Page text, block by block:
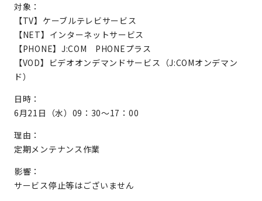
対象：
【TV】ケーブルテレビサービス
【NET】インターネットサービス
【PHONE】J:COM PHONEプラス
【VOD】ビデオオンデマンドサービス（J:COMオンデマン
ド）
日時：
6月21日（水）09：30～17：00
理由：
定期メンテナンス作業
影響：
サービス停止等はございません